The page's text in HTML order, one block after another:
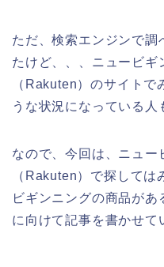
ただ、検索エンジンで調
たけど、、、ニュービギ
（Rakuten）のサイトで
うな状況になっている人
なので、今回は、ニュー
（Rakuten）で探して
ビギンニングの商品が
に向けて記事を書かせて